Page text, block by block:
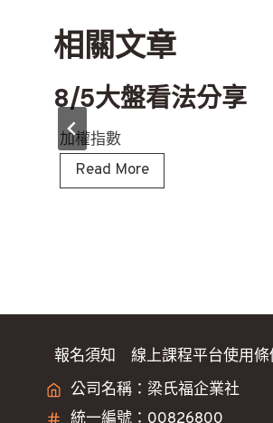
相關文章
8/5大盤看法分享
加權指數
Read More8
/
法
享
報名須知
線上課程平台使用條
公司名稱：梁氏福企業社